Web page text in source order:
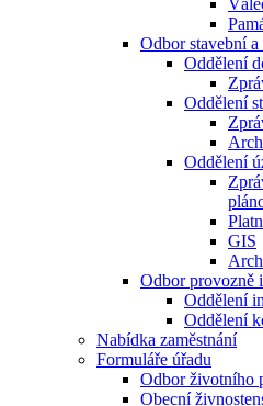
Odbor stavební
Oddělení
Oddělení
Oddělení
GIS
Odbor provozně
Oddělení
Oddělení
Nabídka zaměstnání
Formuláře úřadu
Odbor životního
Obecní